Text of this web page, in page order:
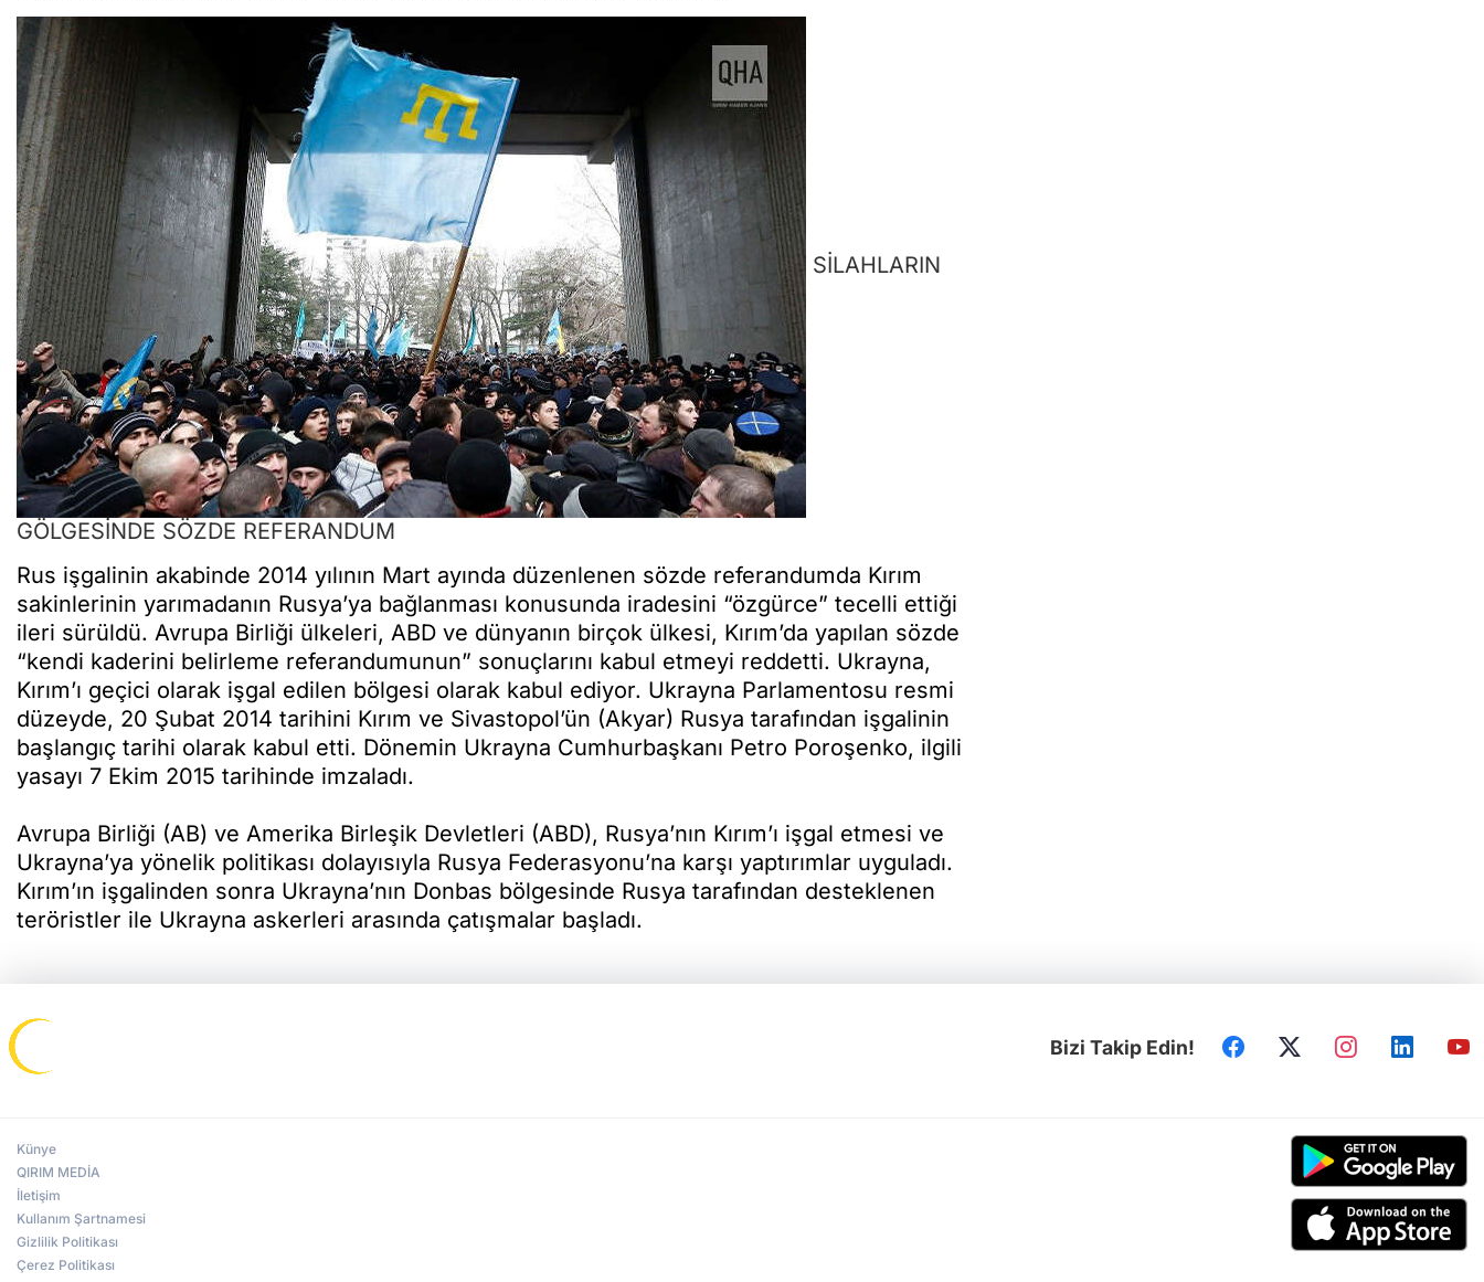
SİLAHLARIN
GÖLGESİNDE SÖZDE REFERANDUM
Rus işgalinin akabinde 2014 yılının Mart ayında düzenlenen sözde referandumda Kırım
sakinlerinin yarımadanın Rusya’ya bağlanması konusunda iradesini “özgürce” tecelli ettiği
ileri sürüldü. Avrupa Birliği ülkeleri, ABD ve dünyanın birçok ülkesi, Kırım’da yapılan sözde
“kendi kaderini belirleme referandumunun” sonuçlarını kabul etmeyi reddetti. Ukrayna,
Kırım’ı geçici olarak işgal edilen bölgesi olarak kabul ediyor. Ukrayna Parlamentosu resmi
düzeyde, 20 Şubat 2014 tarihini Kırım ve Sivastopol’ün (Akyar) Rusya tarafından işgalinin
başlangıç tarihi olarak kabul etti. Dönemin Ukrayna Cumhurbaşkanı Petro Poroşenko, ilgili
yasayı 7 Ekim 2015 tarihinde imzaladı.
Avrupa Birliği (AB) ve Amerika Birleşik Devletleri (ABD), Rusya’nın Kırım’ı işgal etmesi ve
Ukrayna’ya yönelik politikası dolayısıyla Rusya Federasyonu’na karşı yaptırımlar uyguladı.
Kırım’ın işgalinden sonra Ukrayna’nın Donbas bölgesinde Rusya tarafından desteklenen
teröristler ile Ukrayna askerleri arasında çatışmalar başladı.
Bizi Takip Edin!
Künye
QIRIM MEDİA
İletişim
Kullanım Şartnamesi
Gizlilik Politikası
Çerez Politikası